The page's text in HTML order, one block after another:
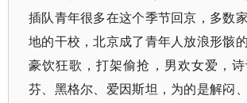
插队青年很多在这个季节回京，多数
地的干校，北京成了青年人放浪形骸的
豪饮狂歌，打架偷抢，男欢女爱，
芬、黑格尔、爱因斯坦，为的是解闷